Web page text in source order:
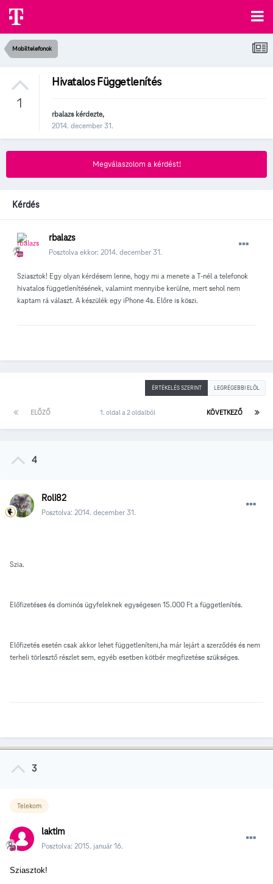
Mobiltelefonok
1
Hivatalos Függetlenítés
rbalazskérdezte,
2014. december 31.
Megválaszolom a kérdést!
Kérdés
rbalazs
Posztolva ekkor: 2014. december 31.
Sziasztok! Egy olyan kérdésem lenne, hogy mi a menete a T-nél a telefonok
hivatalos függetlenítésének, valamint mennyibe kerülne, mert sehol nem
kaptam rá választ. A készülék egy iPhone 4s. Előre is köszi.
ÉRTÉKELÉS SZERINT LEGRÉGEBBI ELÖL
ELŐZŐ KÖVETKEZŐ
1. oldal a 2 oldalból
4
Roli82
Posztolva: 2014. december 31.
Szia.
Előfizetéses és dominós ügyfeleknek egységesen 15.000 Ft a függetlenítés.
Előfizetés esetén csak akkor lehet függetleníteni,ha már lejárt a szerződés és nem
terheli törlesztő részlet sem, egyéb esetben kötbér megfizetése szükséges.
3
Telekom
laktim
Posztolva: 2015. január 16.
Sziasztok!